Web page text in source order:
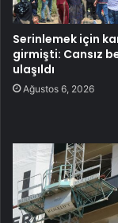
Serinlemek için
girmişti: Cansız
ulaşıldı
Ağustos 6, 2026